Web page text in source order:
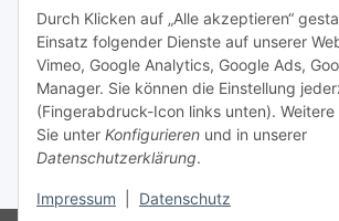
Durch Klicken auf „Alle akzeptieren“
Einsatz folgender Dienste auf unserer
Vimeo, Google Analytics, Google Ads,
Manager. Sie können die Einstellung
(Fingerabdruck-Icon links unten).
Sie unter Konfigurieren und in unserer
Datenschutzerklärung.
Impressum Datenschutz
Rechnungskauf
Gesetzliche Informationen
Vertrag widerrufen